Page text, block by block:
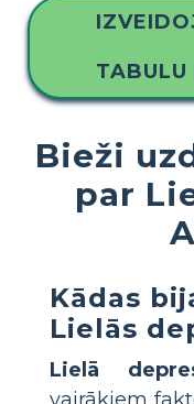
Bieži
par
Kādas
Lielās
Lielā